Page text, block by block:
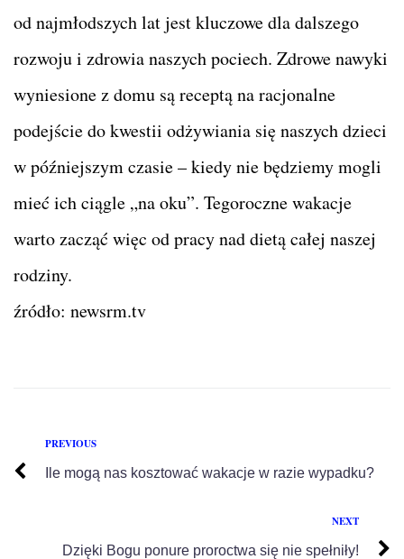
od najmłodszych lat jest kluczowe dla dalszego
rozwoju i zdrowia naszych pociech. Zdrowe nawyki
wyniesione z domu są receptą na racjonalne
podejście do kwestii odżywiania się naszych dzieci
w późniejszym czasie – kiedy nie będziemy mogli
mieć ich ciągle „na oku”. Tegoroczne wakacje
warto zacząć więc od pracy nad dietą całej naszej
rodziny.
źródło: newsrm.tv
PREVIOUS
Ile mogą nas kosztować wakacje w razie wypadku?
NEXT
Dzięki Bogu ponure proroctwa się nie spełniły!